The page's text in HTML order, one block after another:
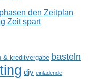
den Zeitplan
Zeit spart
& kreditvergabe basteln
diy einladende